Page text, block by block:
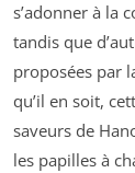
s’adonner à la
tandis que
proposées par
qu’il en soit,
saveurs de
les papilles à